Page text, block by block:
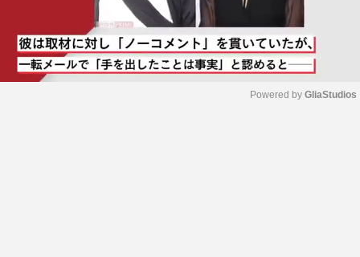
Powered by GliaStudios